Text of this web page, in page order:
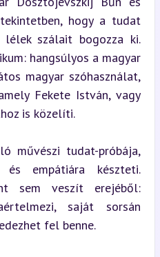
hogy a tudat
szálait bogozza ki.
hangsúlyos a magyar
magyar szóhasználat,
Fekete István, vagy
is közelíti.
művészi tudat-próbája,
és empátiára készteti.
sem veszít erejéből:
saját sorsán
fel benne.